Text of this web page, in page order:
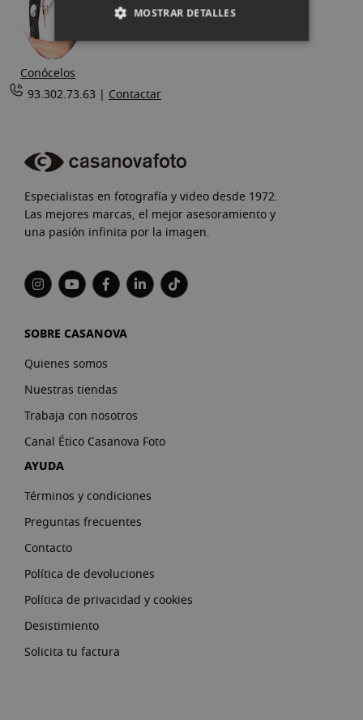
Conócelos
93.302.73.63 | Contactar
Especialistas en fotografía y video desde 1972.
Las mejores marcas, el mejor asesoramiento y
una pasión infinita por la imagen.
SOBRE CASANOVA
Quienes somos
Nuestras tiendas
Trabaja con nosotros
Canal Ético Casanova Foto
AYUDA
Términos y condiciones
Preguntas frecuentes
Contacto
Política de devoluciones
Política de privacidad y cookies
Desistimiento
Solicita tu factura
MOSTRAR DETALLES